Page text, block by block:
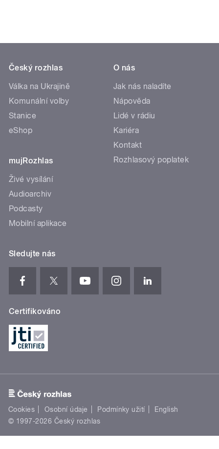
Český rozhlas
Válka na Ukrajině
Komunální volby
Stanice
eShop
mujRozhlas
Živé vysílání
Audioarchiv
Podcasty
Mobilní aplikace
O nás
Jak nás naladíte
Nápověda
Lidé v rádiu
Kariéra
Kontakt
Rozhlasový poplatek
Sledujte nás
Certifikováno
Cookies Osobní údaje Podmínky užití
English
© 1997-2026 Český rozhlas